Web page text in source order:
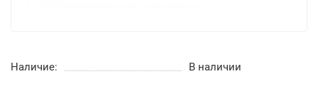
Наличие: В наличии